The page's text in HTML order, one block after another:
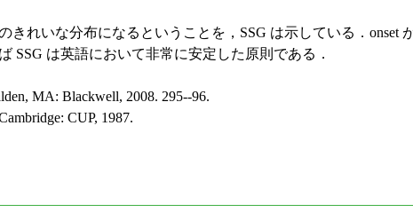
れいな分布になるということを，SSG は示している．onset
SSG は英語において非常に安定した原則である．
MA: Blackwell, 2008. 295--96.
CUP, 1987.